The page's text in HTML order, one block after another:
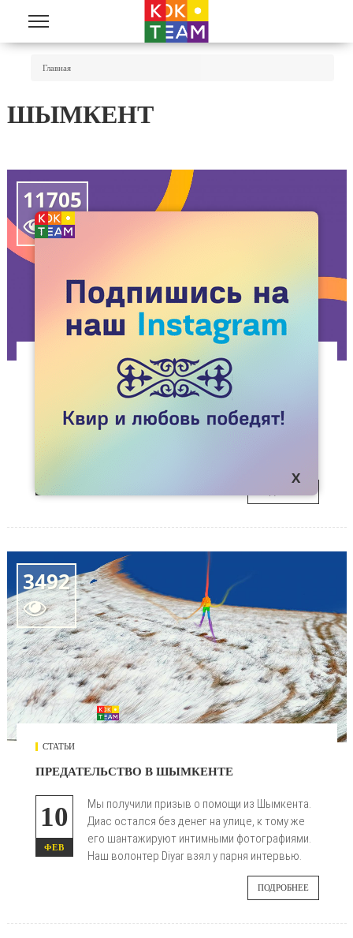
Перейти к основному содержанию
Главная
ШЫМКЕНТ
11705

“ГАВАЙИ”: ВЕЧЕРИНКА ДЛЯ ЛГБТ
ШЫМКЕНТА
02
3492

СТАТЬИ
ПРЕДАТЕЛЬСТВО В ШЫМКЕНТЕ
10
ФЕВ
Мы получили призыв о помощи из Шымкента.
Диас остался без денег на улице, к тому же
его шантажируют интимными фотографиями.
Наш волонтер Diyar взял у парня интервью.
ПОДРОБНЕЕ